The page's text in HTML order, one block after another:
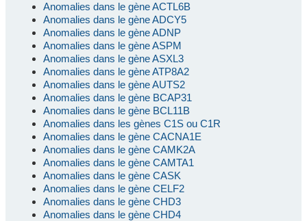
Anomalies dans le gène ACTL6B
Anomalies dans le gène ADCY5
Anomalies dans le gène ADNP
Anomalies dans le gène ASPM
Anomalies dans le gène ASXL3
Anomalies dans le gène ATP8A2
Anomalies dans le gène AUTS2
Anomalies dans le gène BCAP31
Anomalies dans le gène BCL11B
Anomalies dans les gènes C1S ou C1R
Anomalies dans le gène CACNA1E
Anomalies dans le gène CAMK2A
Anomalies dans le gène CAMTA1
Anomalies dans le gène CASK
Anomalies dans le gène CELF2
Anomalies dans le gène CHD3
Anomalies dans le gène CHD4